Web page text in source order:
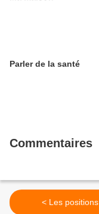
Parler de la santé
Commentaires
< Les positions